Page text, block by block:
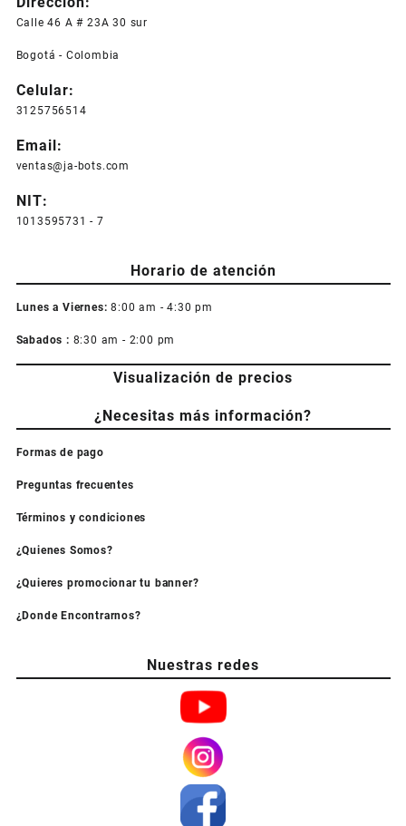
Calle 46 A # 23A 30 sur
Bogotá - Colombia
Celular:
3125756514
Email:
ventas@ja-bots.com
NIT:
1013595731 - 7
Horario de atención
Lunes a Viernes: 8:00 am - 4:30 pm
Sabados : 8:30 am - 2:00 pm
Visualización de precios
¿Necesitas más información?
Formas de pago
Preguntas frecuentes
Términos y condiciones
¿Quienes Somos?
¿Quieres promocionar tu banner?
¿Donde Encontrarnos?
Nuestras redes